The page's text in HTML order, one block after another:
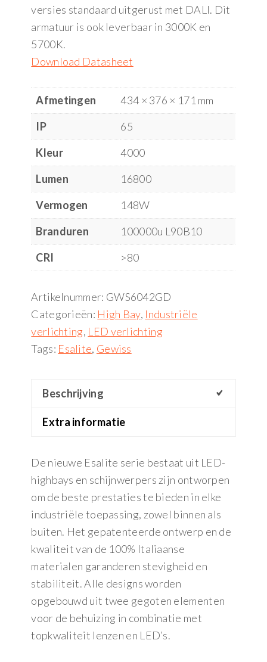
versies standaard uitgerust met DALI. Dit
armatuur is ook leverbaar in 3000K en
5700K.
Download Datasheet
Afmetingen
434 × 376 × 171 mm
IP
65
Kleur
4000
Lumen
16800
Vermogen
148W
Branduren
100000u L90B10
CRI
>80
Artikelnummer: GWS6042GD
Categorieën: High Bay, Industriële
verlichting, LED verlichting
Tags: Esalite, Gewiss
Beschrijving
Extra informatie
De nieuwe Esalite serie bestaat uit LED-
highbays en schijnwerpers zijn ontworpen
om de beste prestaties te bieden in elke
industriële toepassing, zowel binnen als
buiten. Het gepatenteerde ontwerp en de
kwaliteit van de 100% Italiaanse
materialen garanderen stevigheid en
stabiliteit. Alle designs worden
opgebouwd uit twee gegoten elementen
voor de behuizing in combinatie met
topkwaliteit lenzen en LED’s.